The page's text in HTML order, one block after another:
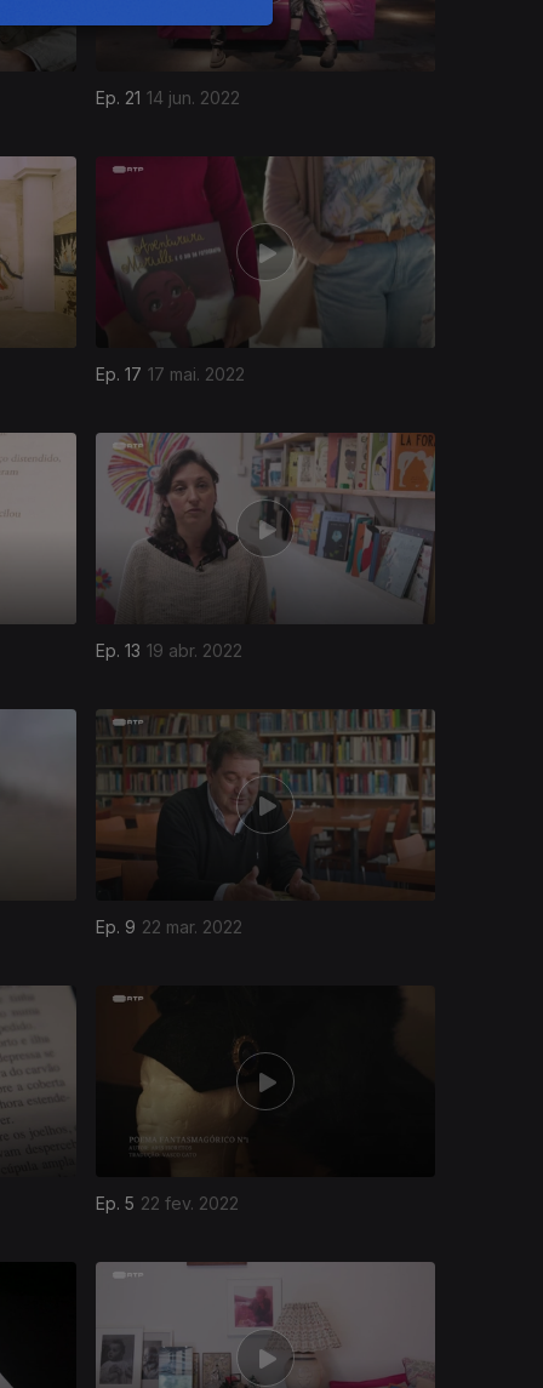
Ep. 21 14 jun. 2022
Ep. 17 17 mai. 2022
Ep. 13 19 abr. 2022
Ep. 9 22 mar. 2022
Ep. 5 22 fev. 2022